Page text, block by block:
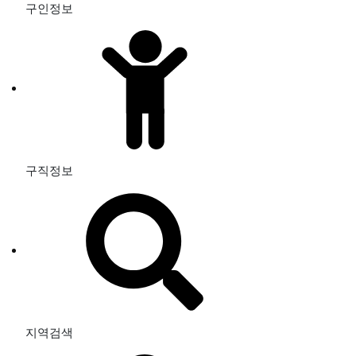
구인정보
구직정보
지역검색